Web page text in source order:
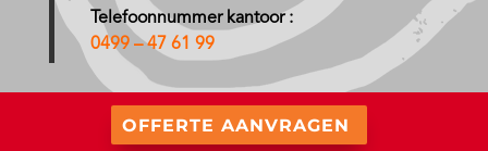
Telefoonnummer kantoor :
0499 – 47 61 99
OFFERTE AANVRAGEN